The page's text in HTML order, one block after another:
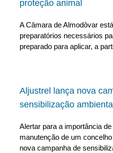
proteção animal
A Câmara de Almodôvar
preparatórios necessários
preparado para aplicar, a
Aljustrel lança nova
sensibilização ambiental
Alertar para a importância
manutenção de um
nova campanha de